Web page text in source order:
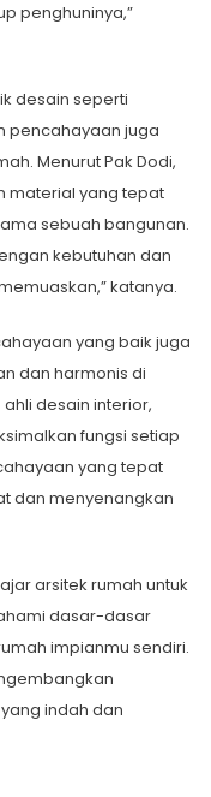
penghuninya,”
desain seperti
pencahayaan juga
Menurut Pak Dodi,
material yang tepat
sebuah bangunan.
kebutuhan dan
katanya.
yang baik juga
dan harmonis di
desain interior,
fungsi setiap
yang tepat
dan menyenangkan
arsitek rumah untuk
dasar-dasar
impianmu sendiri.
indah dan